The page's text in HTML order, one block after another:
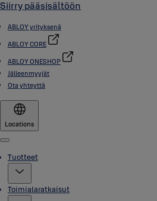
Siirry pääsisältöön
ABLOY yrityksenä
ABLOY CORE
ABLOY ONESHOP
Jälleenmyyjät
Ota yhteyttä
Locations
Menu
Tuotteet
Toimialaratkaisut